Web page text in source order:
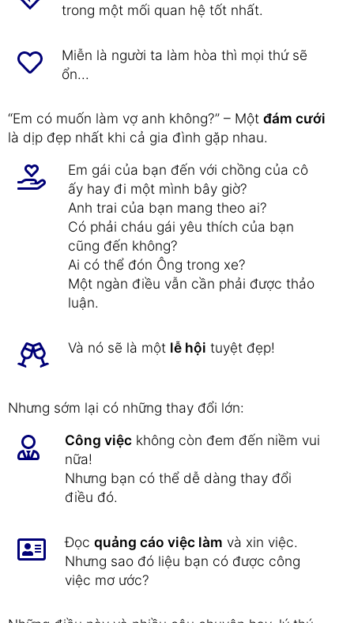
trong một mối quan hệ tốt nhất.
Miễn là người ta làm hòa thì mọi thứ sẽ
ổn...
“Em có muốn làm vợ anh không?” – Một đám cưới
là dịp đẹp nhất khi cả gia đình gặp nhau.
Em gái của bạn đến với chồng của cô
ấy hay đi một mình bây giờ?
Anh trai của bạn mang theo ai?
Có phải cháu gái yêu thích của bạn
cũng đến không?
Ai có thể đón Ông trong xe?
Một ngàn điều vẫn cần phải được thảo
luận.
Và nó sẽ là một lễ hội tuyệt đẹp!
Nhưng sớm lại có những thay đổi lớn:
Công việc không còn đem đến niềm vui
nữa!
Nhưng bạn có thể dễ dàng thay đổi
điều đó.
Đọc quảng cáo việc làm và xin việc.
Nhưng sao đó liệu bạn có được công
việc mơ ước?